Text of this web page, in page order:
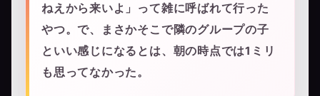
ねえから来いよ」って雑に呼ばれて行った
やつ。で、まさかそこで隣のグループの子
といい感じになるとは、朝の時点では1ミリ
も思ってなかった。